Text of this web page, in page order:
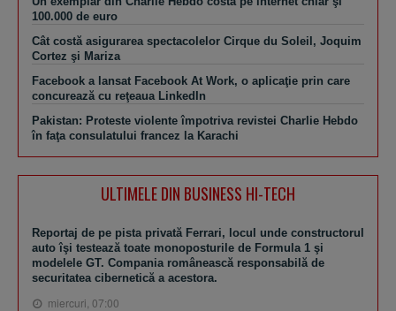
100.000 de euro
Cât costă asigurarea spectacolelor Cirque du Soleil, Joquim
Cortez şi Mariza
Facebook a lansat Facebook At Work, o aplicaţie prin care
concurează cu reţeaua LinkedIn
Pakistan: Proteste violente împotriva revistei Charlie Hebdo
în faţa consulatului francez la Karachi
ULTIMELE DIN BUSINESS HI-TECH
Reportaj de pe pista privată Ferrari, locul unde constructorul
auto îşi testează toate monoposturile de Formula 1 şi
modelele GT. Compania românească responsabilă de
securitatea cibernetică a acestora.
miercuri, 07:00